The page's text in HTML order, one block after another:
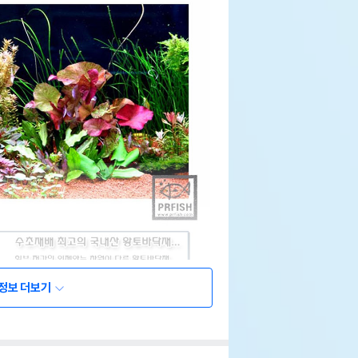
보 더보기